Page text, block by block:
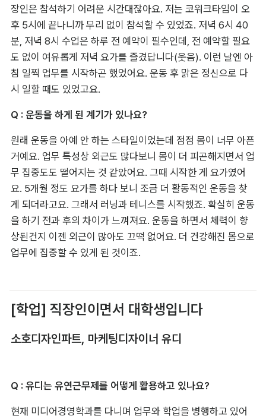
장인은 참석하기 어려운 시간대잖아요. 저는 코워크타임이 오
후 5시에 끝나니까 무리 없이 참석할 수 있었죠. 저녁 6시 40
분, 저녁 8시 수업은 하루 전 예약이 필수인데, 전 예약할 필요
도 없이 여유롭게 저녁 요가를 즐겼답니다(웃음). 이런 날엔 아
침 일찍 업무를 시작하곤 했었어요. 운동 후 맑은 정신으로 다
시 일할 때도 있었고요.
Q : 운동을 하게 된 계기가 있나요?
원래 운동을 아예 안 하는 스타일이었는데 점점 몸이 너무 아픈
거예요. 업무 특성상 외근도 많다보니 몸이 더 피곤해지면서 업
무 집중도도 떨어지는 것 같았어요. 그때 시작한 게 요가였어
요. 5개월 정도 요가를 하다 보니 조금 더 활동적인 운동을 찾
게 되더라고요. 그래서 러닝과 테니스를 시작했죠. 확실히 운동
을 하기 전과 후의 차이가 느껴져요. 운동을 하면서 체력이 향
상된건지 이젠 외근이 많아도 끄떡 없어요. 더 건강해진 몸으로
업무에 집중할 수 있게 된 것이죠.
[학업] 직장인이면서 대학생입니다
소호디자인파트, 마케팅디자이너 유디
Q : 유디는 유연근무제를 어떻게 활용하고 있나요?
현재 미디어경영학과를 다니며 업무와 학업을 병행하고 있어